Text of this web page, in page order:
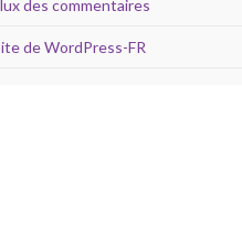
des commentaires
de WordPress-FR